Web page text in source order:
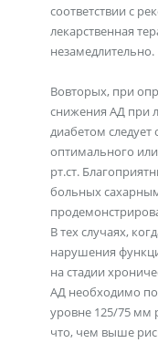
соответствии с
лекарственная
незамедлительно.
Вовторых, при
снижения АД при
диабетом
оптимального
рт.ст.
больных
В тех случаях,
нарушения
на стадии
АД необходимо
уровне 125/75 мм
что, чем выше